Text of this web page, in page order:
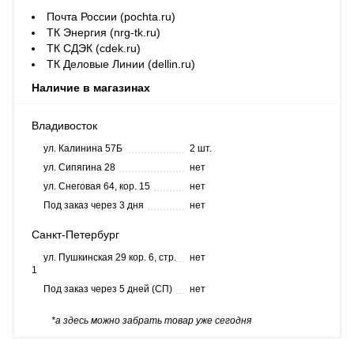
Почта России (pochta.ru)
ТК Энергия (nrg-tk.ru)
ТК СДЭК (cdek.ru)
ТК Деловые Линии (dellin.ru)
Наличие в магазинах
Владивосток
ул. Калинина 57Б
2 шт.
ул. Сипягина 28
нет
ул. Снеговая 64, кор. 15
нет
Под заказ через 3 дня
нет
Санкт-Петербург
ул. Пушкинская 29 кор. 6, стр.
1
нет
Под заказ через 5 дней (СП) нет
*а здесь можно забрать товар уже сегодня